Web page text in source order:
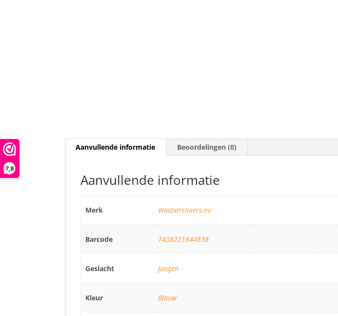
7,8
Aanvullende informatie Beoordelingen (0)
Aanvullende informatie
Merk Wasbareluiers.eu
Barcode 7438221844838
Geslacht Jongen
Kleur Blauw